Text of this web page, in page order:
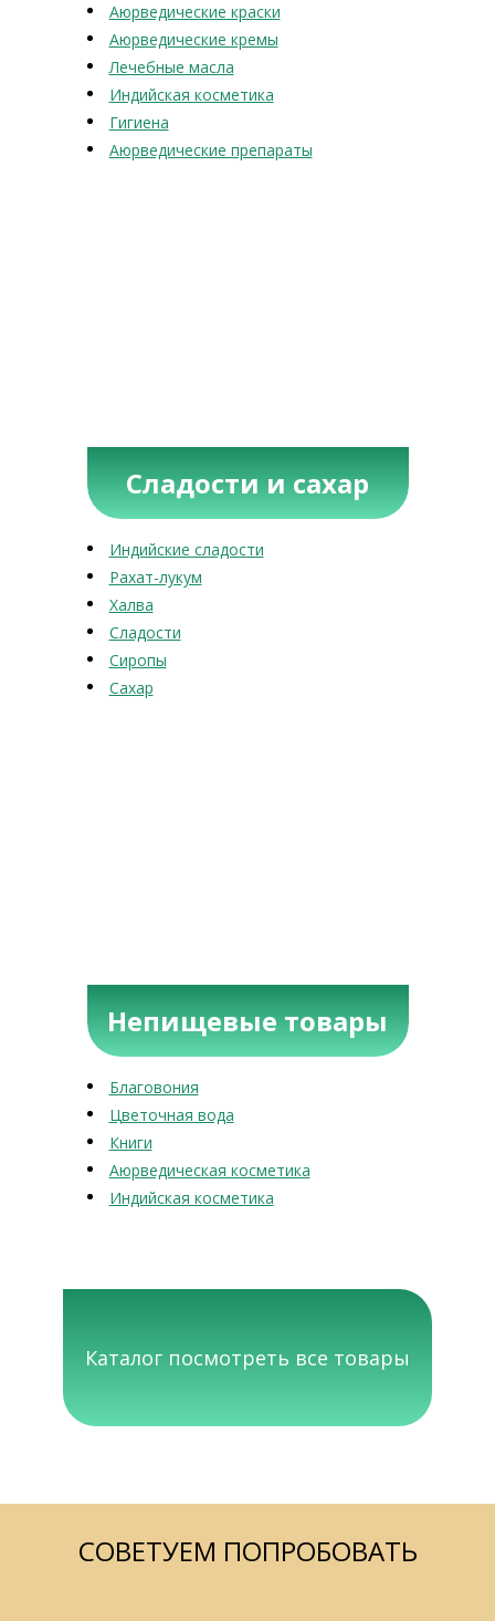
Аюрведические краски
Аюрведические кремы
Лечебные масла
Индийская косметика
Гигиена
Аюрведические препараты
Сладости и сахар
Индийские сладости
Рахат-лукум
Халва
Сладости
Сиропы
Сахар
Непищевые товары
Благовония
Цветочная вода
Книги
Аюрведическая косметика
Индийская косметика
Каталог посмотреть все товары
СОВЕТУЕМ ПОПРОБОВАТЬ